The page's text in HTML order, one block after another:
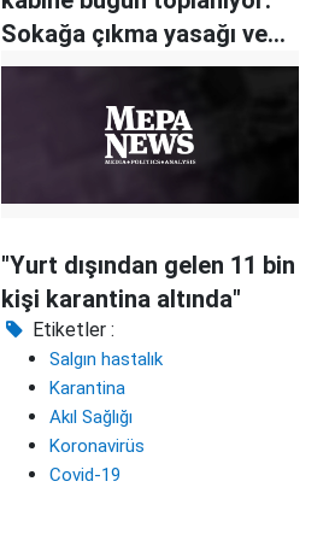
Sokağa çıkma yasağı ve
lokal karantina gündemde
"Yurt dışından gelen 11 bin
kişi karantina altında"
Etiketler :
Salgın hastalık
Karantina
Akıl Sağlığı
Koronavirüs
Covid-19